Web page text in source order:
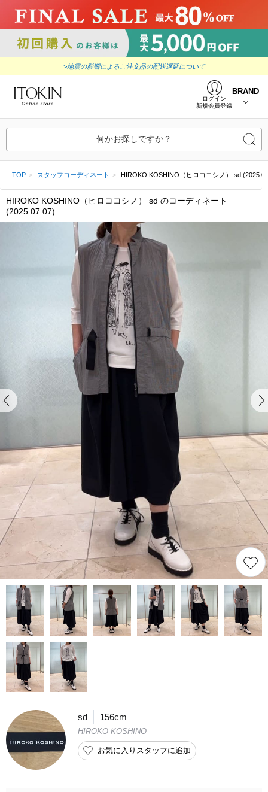
>地震の影響によるご注文品の配送遅延について
ログイン
新規会員登録
BRAND
何かお探しですか？
TOP スタッフコーディネート HIROKO KOSHINO（ヒロココシノ） sd
HIROKO KOSHINO（ヒロココシノ） sd のコーディネート
(2025.07.07)
sd 156cm
HIROKO KOSHINO
お気に入りスタッフに追加